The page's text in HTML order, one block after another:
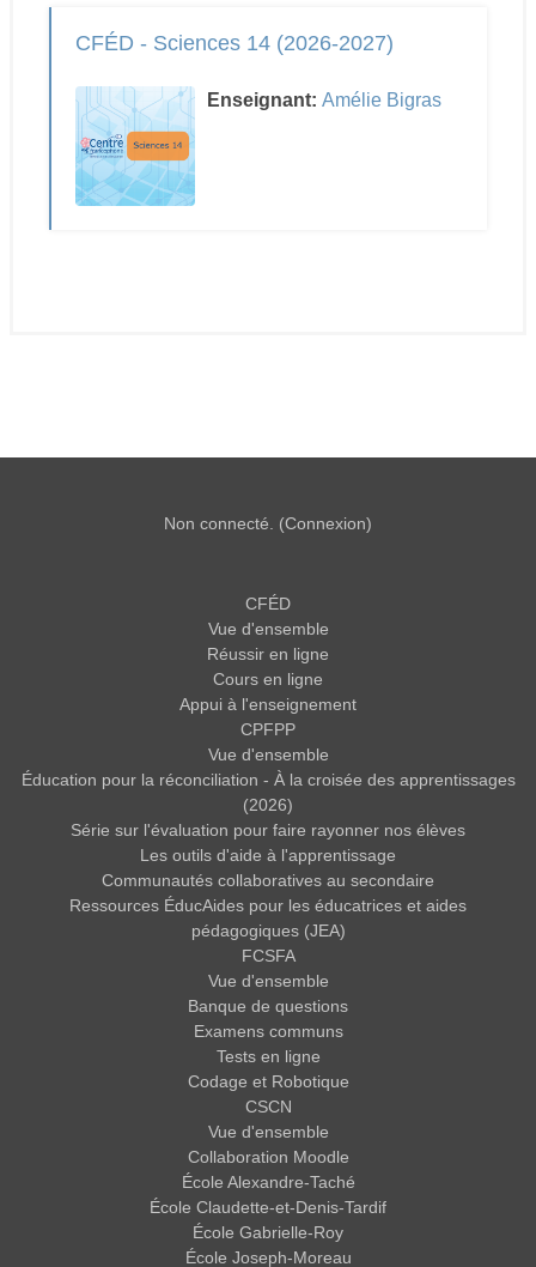
CFÉD - Sciences 14 (2026-2027)
Enseignant: Amélie Bigras
Non connecté. (Connexion)
CFÉD
Vue d'ensemble
Réussir en ligne
Cours en ligne
Appui à l'enseignement
CPFPP
Vue d'ensemble
Éducation pour la réconciliation - À la croisée des apprentissages
(2026)
Série sur l'évaluation pour faire rayonner nos élèves
Les outils d'aide à l'apprentissage
Communautés collaboratives au secondaire
Ressources ÉducAides pour les éducatrices et aides
pédagogiques (JEA)
FCSFA
Vue d'ensemble
Banque de questions
Examens communs
Tests en ligne
Codage et Robotique
CSCN
Vue d'ensemble
Collaboration Moodle
École Alexandre-Taché
École Claudette-et-Denis-Tardif
École Gabrielle-Roy
École Joseph-Moreau